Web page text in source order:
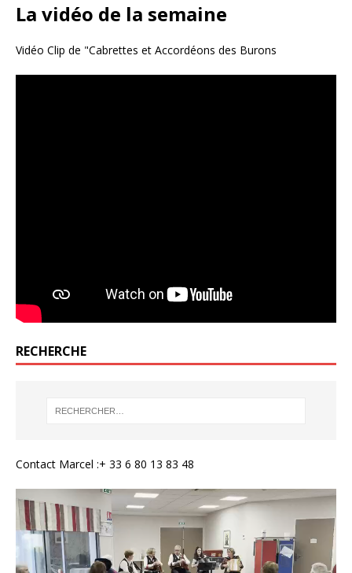
La vidéo de la semaine
Vidéo Clip de "Cabrettes et Accordéons des Burons
RECHERCHE
Contact Marcel :+ 33 6 80 13 83 48